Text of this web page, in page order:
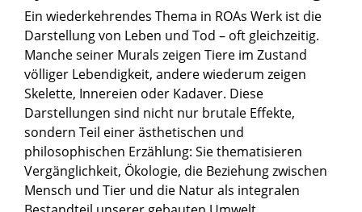
Ein wiederkehrendes Thema in ROAs Werk ist die
Darstellung von Leben und Tod – oft gleichzeitig.
Manche seiner Murals zeigen Tiere im Zustand
völliger Lebendigkeit, andere wiederum zeigen
Skelette, Innereien oder Kadaver. Diese
Darstellungen sind nicht nur brutale Effekte,
sondern Teil einer ästhetischen und
philosophischen Erzählung: Sie thematisieren
Vergänglichkeit, Ökologie, die Beziehung zwischen
Mensch und Tier und die Natur als integralen